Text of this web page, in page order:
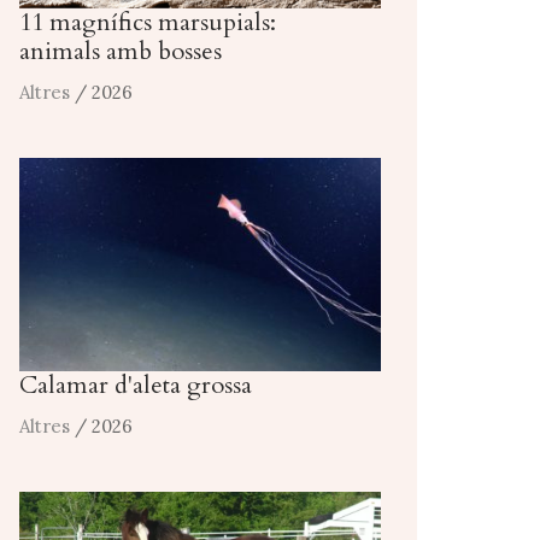
11 magnífics marsupials:
animals amb bosses
Altres / 2026
Calamar d'aleta grossa
Altres / 2026